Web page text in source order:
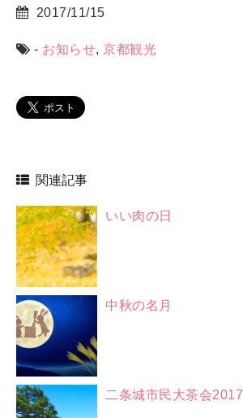
2017/11/15
- お知らせ, 京都観光
関連記事
いい肉の日
中秋の名月
二条城市民大茶会2017